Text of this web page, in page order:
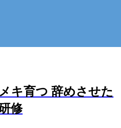
キ育つ 辞めさせた
修